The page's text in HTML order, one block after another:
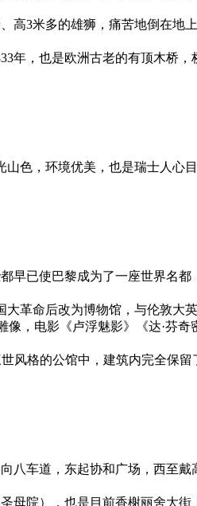
高3米多的雄狮，痛苦地倒在地
年，也是欧洲古老的有顶木桥，
色，环境优美，也是瑞士人心
早已使巴黎成为了一座世界名
革命后改为博物馆，与伦敦大
，电影《卢浮魅影》《达·芬
风格的公馆中，建筑内完全保
八车道，东起协和广场，西至
母院），也是目前香榭丽舍大